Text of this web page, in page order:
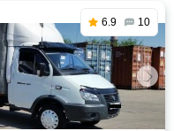
6.9 10